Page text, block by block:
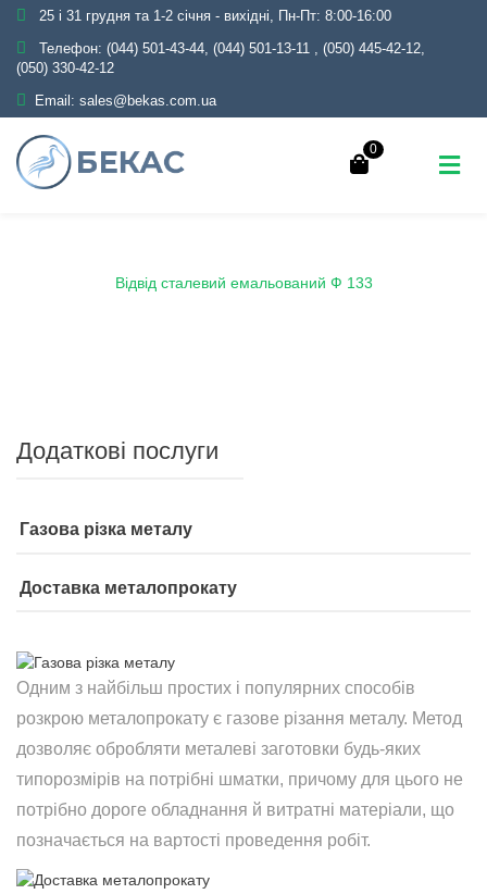
25 і 31 грудня та 1-2 січня - вихідні, Пн-Пт: 8:00-16:00
Телефон: (044) 501-43-44, (044) 501-13-11 , (050) 445-42-12,
(050) 330-42-12
Email: sales@bekas.com.ua
0
Відвід сталевий емальований Ф 133
Додаткові послуги
Газова різка металу
Доставка металопрокату
Одним з найбільш простих і популярних способів
розкрою металопрокату є газове різання металу. Метод
дозволяє обробляти металеві заготовки будь-яких
типорозмірів на потрібні шматки, причому для цього не
потрібно дороге обладнання й витратні матеріали, що
позначається на вартості проведення робіт.